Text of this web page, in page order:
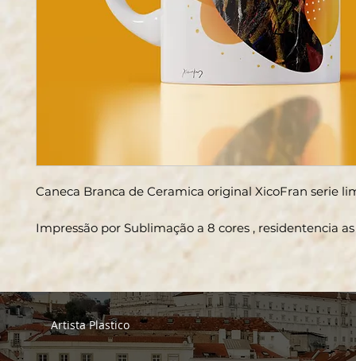
Caneca Branca de Ceramica original XicoFran serie
Impressão por Sublimação a 8 cores , residentencia
Artista Plastico